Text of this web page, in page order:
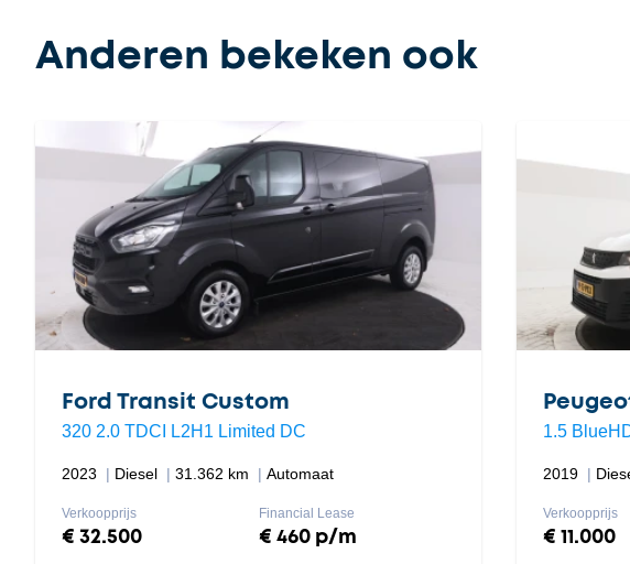
Anderen bekeken ook
Ford Transit Custom
320 2.0 TDCI L2H1 Limited DC
2023 Diesel 31.362 km Automaat
Verkoopprijs
€ 32.500
Financial Lease
€ 460 p/m
1.5
2019
Verkoopprijs
€ 11.000